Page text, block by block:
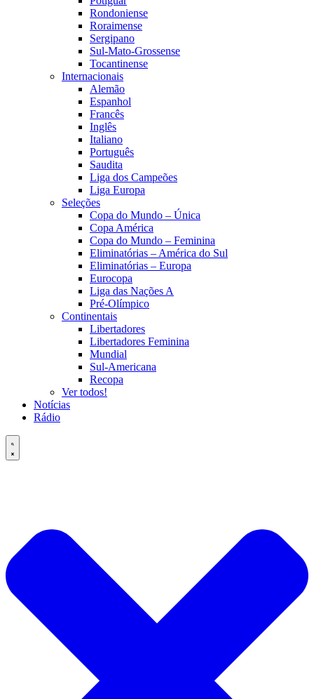
Rondoniense
Roraimense
Sergipano
Sul-Mato-Grossense
Tocantinense
Internacionais
Alemão
Espanhol
Francês
Inglês
Italiano
Português
Saudita
Liga dos Campeões
Liga Europa
Seleções
Copa do Mundo – Única
Copa América
Copa do Mundo – Feminina
Eliminatórias – América do Sul
Eliminatórias – Europa
Eurocopa
Liga das Nações A
Pré-Olímpico
Continentais
Libertadores
Libertadores Feminina
Mundial
Sul-Americana
Recopa
Ver todos!
Notícias
Rádio